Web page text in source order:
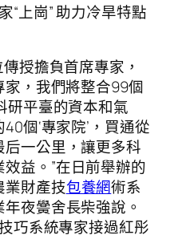
“上崗” 助力冷旱特點
授擔負首席專家，
，我們將整合99個
研平臺的資本和氣
個‘專家院’，買通從
一公里，讓更多科
效益。”在日前舉辦的
業財產技包養網術系
夜黌舍長柴強說。
巧系統專家接過紅彤